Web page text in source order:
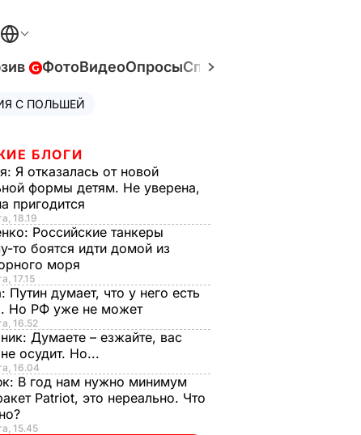
ФотоВидеоОпросыСпецпроекты
С ПОЛЬШЕЙ
БЛОГИ
Я отказалась от новой
формы детям. Не уверена,
пригодится
18.19
Российские танкеры
то боятся идти домой из
моря
17.15
Путин думает, что у него есть
Но РФ уже не может
16.52
Думаете – езжайте, вас
осудит. Но...
16.04
В год нам нужно минимум
Patriot, это нереально. Что
15.45